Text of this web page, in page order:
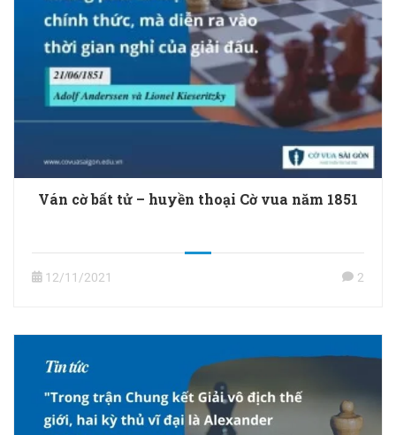
Ván cờ bất tử – huyền thoại Cờ vua năm 1851
12/11/2021 2